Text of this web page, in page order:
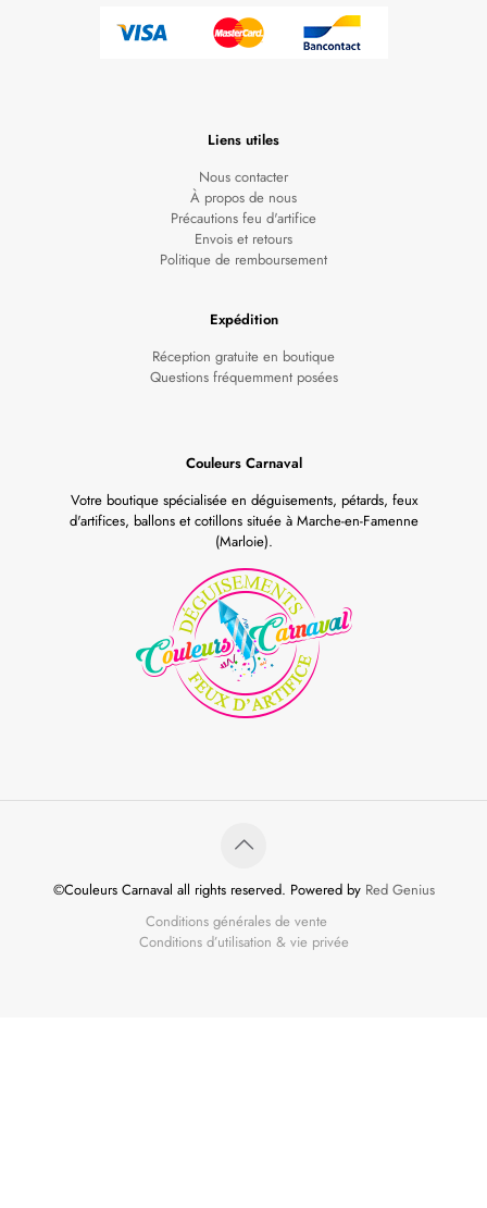
Liens utiles
Nous contacter
À propos de nous
Précautions feu d'artifice
Envois et retours
Politique de remboursement
Expédition
Réception gratuite en boutique
Questions fréquemment posées
Couleurs Carnaval
Votre boutique spécialisée en déguisements, pétards, feux
d'artifices, ballons et cotillons située à Marche-en-Famenne
(Marloie).
©Couleurs Carnaval all rights reserved. Powered by Red Genius
Conditions générales de vente
Conditions d’utilisation & vie privée